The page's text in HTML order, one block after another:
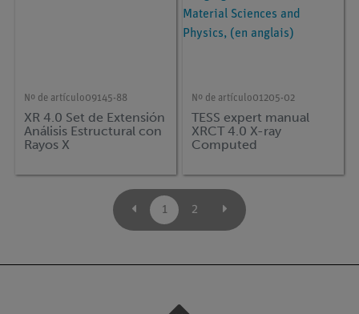
Nº de artículo09145-88
XR 4.0 Set de Extensión
Análisis Estructural con
Rayos X
Nº de artículo01205-02
TESS expert manual
XRCT 4.0 X-ray
Computed
Imaging in Medicine,
Material Sciences and
Physics, (en anglais)
1 2